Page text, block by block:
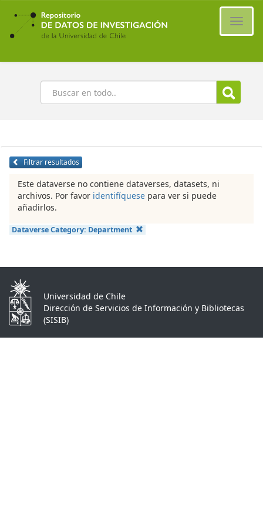
Ir
contenido
principal
Buscar
Filtrar resultados
Este dataverse no contiene dataverses, datasets, ni
archivos. Por favor identifíquese para ver si puede
añadirlos.
Dataverse Category: Department
Universidad de Chile
Dirección de Servicios de Información y Bibliotecas
(SISIB)